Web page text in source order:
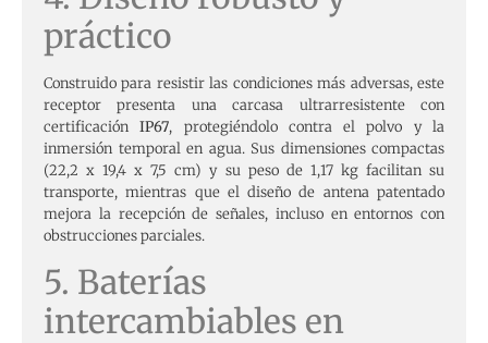
práctico
Construido para resistir las condiciones más adversas, este
receptor presenta una carcasa ultrarresistente con
certificaciónIP67, protegiéndolo contra el polvo y la
inmersión temporal en agua. Sus dimensiones compactas
(22,2 x 19,4 x 7,5 cm) y su peso de 1,17 kg facilitan su
transporte, mientras que el diseño de antena patentado
mejora la recepción de señales, incluso en entornos con
obstrucciones parciales.
5. Baterías
intercambiables en